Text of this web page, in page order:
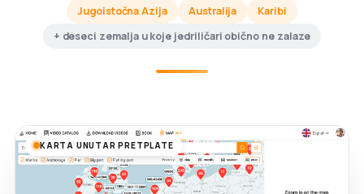
Jugoistočna Azija
Australija
Karibi
+ deseci zemalja u koje jedriličari obično ne zalaze
KARTA UNUTAR PRETPLATE